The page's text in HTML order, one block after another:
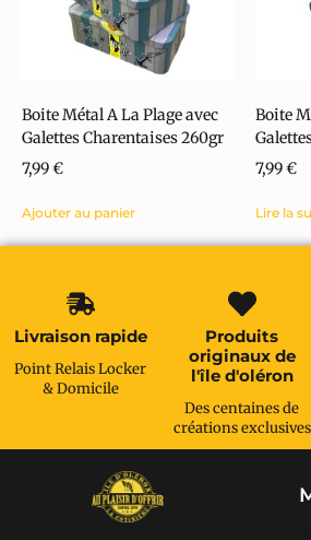
Boite Métal A La Plage avec
Galettes Charentaises 260gr
7,99€
Ajouter au panier
Boite
7,99€
Lire la
Livraison rapide
Point Relais Locker
& Domicile
Produits
originaux de
l'île d'oléron
Des centaines de
créations exclusives